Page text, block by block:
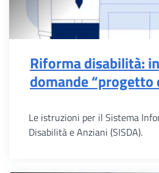
Riforma disabilità:
domande “progetto
Le istruzioni per il Sistema
Disabilità e Anziani (SISDA).